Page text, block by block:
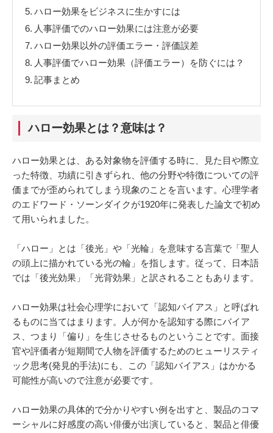
5. ハロー効果をビジネスに生かすには
6. 人事評価でのハロー効果には注意が必要
7. ハロー効果以外の評価エラー・評価誤差
8. 人事評価でハロー効果（評価エラー）を防ぐには？
9. 記事まとめ
ハロー効果とは？意味は？
ハロー効果とは、ある対象物を評価する時に、見た目や際立
った特徴、功績に引きずられ、他の分野や特徴についての評
価までが歪められてしまう現象のことを言います。心理学者
のエドワード・ソーンダイクが1920年に発表した論文で初め
て用いられました。
「ハロー」とは「後光」や「光輪」を意味する言葉で「聖人
の頭上に描かれている光の輪」を指します。従って、日本語
では「後光効果」「光背効果」と訳されることもあります。
ハロー効果は社会心理学において「認知バイアス」と呼ばれ
るものに当てはまります。人が何かを認知する際にバイア
ス、つまり「偏り」を生じさせるものということです。面接
官や評価者が短期間で人物を評価するためのヒューリスティ
ック思考(発見的手法)にも、この「認知バイアス」はかかる
可能性が高いので注意が必要です。
ハロー効果の具体的で分かりやすい例を出すと、製品のコマ
ーシャルに好感度の高い俳優が出演していると、製品と俳優